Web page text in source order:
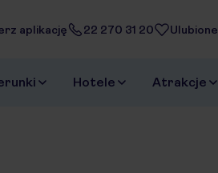
aplikację 22 270 31 20 Ulubione
Hotele Atrakcje